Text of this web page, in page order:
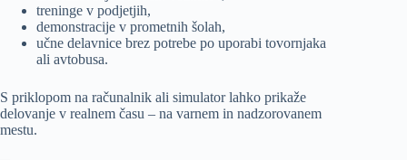
treninge v podjetjih,
demonstracije v prometnih šolah,
učne delavnice brez potrebe po uporabi tovornjaka
ali avtobusa.
S priklopom na računalnik ali simulator lahko prikaže
delovanje v realnem času – na varnem in nadzorovanem
mestu.